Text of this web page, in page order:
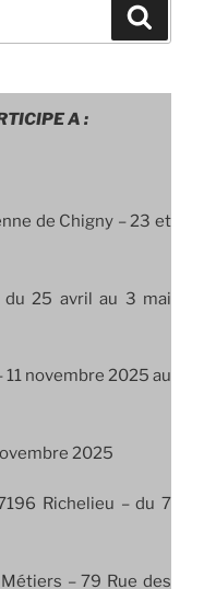
A :
de Chigny – 23 et
du 25 avril au 3 mai
novembre 2025 au
2025
Richelieu – du 7
– 79 Rue des